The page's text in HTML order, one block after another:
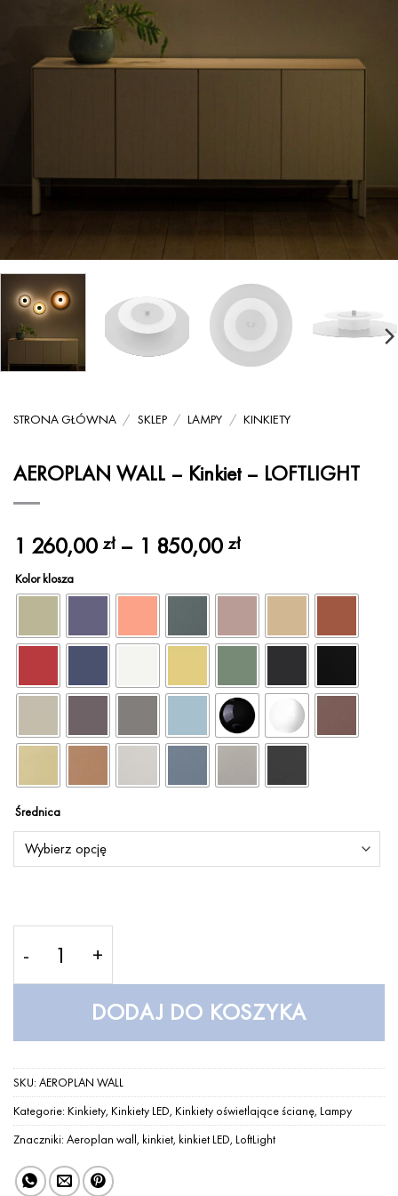
STRONA GŁÓWNA / SKLEP / LAMPY / KINKIETY
AEROPLAN WALL – Kinkiet – LOFTLIGHT
1 260,00zł – 1 850,00złZakres
od
260,00 zł
do
1
850,00 zł
Kolor klosza
Średnica
DODAJ DO KOSZYKA
SKU: AEROPLAN WALL
Kategorie: Kinkiety, Kinkiety LED, Kinkiety oświetlające ścianę, Lampy
Znaczniki: Aeroplan wall, kinkiet, kinkiet LED, LoftLight